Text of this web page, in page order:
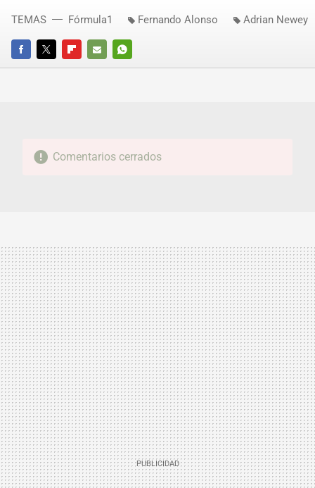
FACEBOOKTWITTERFLIPBOARD
E-
WHATSAPP
TEMAS Fórmula1 Fernando Alonso Adrian Newey
Comentarios cerrados